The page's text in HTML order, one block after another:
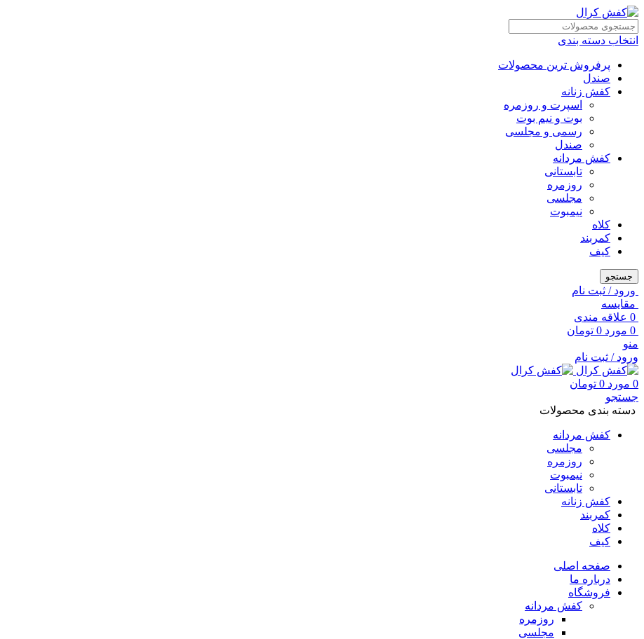
انتخاب دسته بندی
پرفروش ترین محصولات
صندل
کفش زنانه
اسپرت و روزمره
بوت و نیم بوت
رسمی و مجلسی
صندل
کفش مردانه
تابستانی
روزمره
مجلسی
نیمبوت
کلاه
کمربند
کیف
جستجو
ورود / ثبت نام
مقايسه
0 علاقه مندی
0 مورد 0 تومان
منو
ورود / ثبت نام
0 مورد 0 تومان
جستجو
دسته بندی محصولات
کفش مردانه
مجلسی
روزمره
نیمبوت
تابستانی
کفش زنانه
کمربند
کلاه
کیف
صفحه اصلی
درباره ما
فروشگاه
کفش مردانه
روزمره
مجلسی